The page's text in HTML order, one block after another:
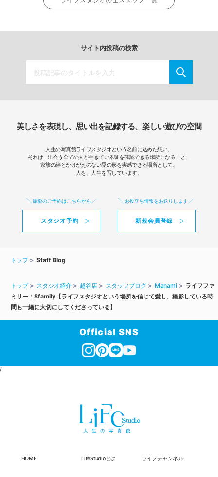
サイト内投稿の検索
美しさを表現し、思い出を記録する、楽しい遊びの空間
人生の写真館ライフスタジオという名前に込めた想い。
それは、出会う全ての人が生きている証を確認できる場所になること。
家族の絆とかけがえのない愛の形を実感できる場所として、
人を、人生を写しています。
撮影のご予約はこちらから
スタジオ予約
お役立ち情報をお送りします
新規会員登録
トップ Staff Blog
トップ スタジオ紹介 越谷店 スタッフブログ Manami
ライフファ
ミリー：Sfamily【ライフスタジオという場所を信じて愛し、撮影している時
間も一緒に大切にしてくださっている】
Official SNS
/
HOME LifeStudioとは ライフチャンネル